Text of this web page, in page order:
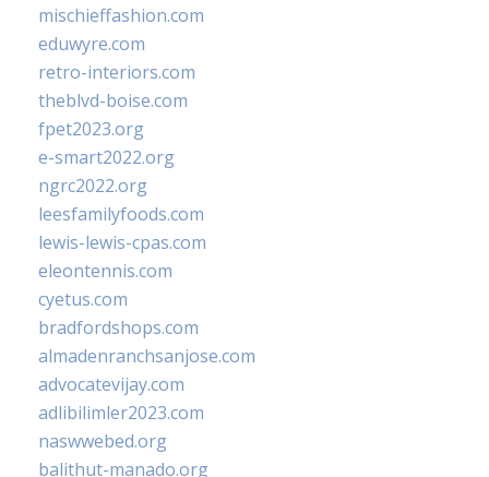
mischieffashion.com
eduwyre.com
retro-interiors.com
theblvd-boise.com
fpet2023.org
e-smart2022.org
ngrc2022.org
leesfamilyfoods.com
lewis-lewis-cpas.com
eleontennis.com
cyetus.com
bradfordshops.com
almadenranchsanjose.com
advocatevijay.com
adlibilimler2023.com
naswwebed.org
balithut-manado.org